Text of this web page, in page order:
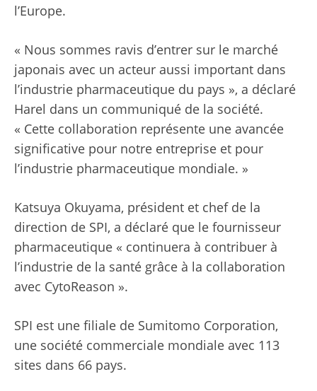
l’Europe.
« Nous sommes ravis d’entrer sur le marché
japonais avec un acteur aussi important dans
l’industrie pharmaceutique du pays », a déclaré
Harel dans un communiqué de la société.
« Cette collaboration représente une avancée
significative pour notre entreprise et pour
l’industrie pharmaceutique mondiale. »
Katsuya Okuyama, président et chef de la
direction de SPI, a déclaré que le fournisseur
pharmaceutique « continuera à contribuer à
l’industrie de la santé grâce à la collaboration
avec CytoReason ».
SPI est une filiale de Sumitomo Corporation,
une société commerciale mondiale avec 113
sites dans 66 pays.